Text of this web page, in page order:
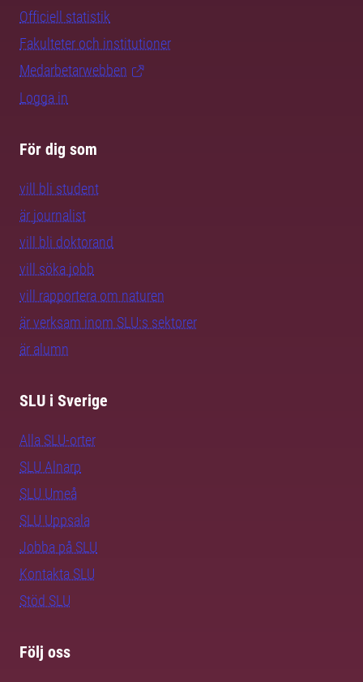
Officiell statistik
Fakulteter och institutioner
Medarbetarwebben
Logga in
För dig som
vill bli student
är journalist
vill bli doktorand
vill söka jobb
vill rapportera om naturen
är verksam inom SLU:s sektorer
är alumn
SLU i Sverige
Alla SLU-orter
SLU Alnarp
SLU Umeå
SLU Uppsala
Jobba på SLU
Kontakta SLU
Stöd SLU
Följ oss